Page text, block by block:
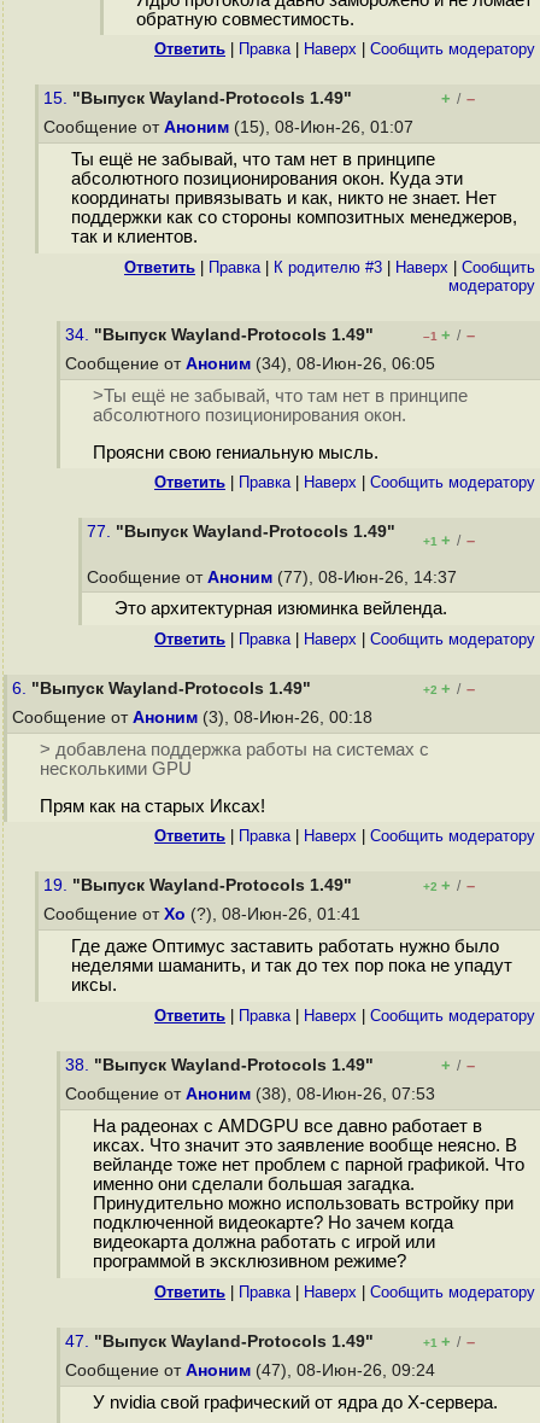
обратную совместимость.
Ответить Правка| Наверх Cообщить модератору
15. "Выпуск Wayland-Protocols 1.49" + / –
Сообщение от Аноним (15), 08-Июн-26, 01:07
Ты ещё не забывай, что там нет в принципе
абсолютного позиционирования окон. Куда эти
координаты привязывать и как, никто не знает. Нет
поддержки как со стороны композитных менеджеров,
так и клиентов.
Ответить Правка| К родителю #3 Наверх
Cообщить
модератору
34. "Выпуск Wayland-Protocols 1.49" –1 + / –
Сообщение от Аноним (34), 08-Июн-26, 06:05
>Ты ещё не забывай, что там нет в принципе
абсолютного позиционирования окон.
Проясни свою гениальную мысль.
Ответить Правка| Наверх Cообщить модератору
77. "Выпуск Wayland-Protocols 1.49"
+1 + / –
Сообщение от Аноним (77), 08-Июн-26, 14:37
Это архитектурная изюминка вейленда.
Ответить Правка| Наверх Cообщить модератору
6. "Выпуск Wayland-Protocols 1.49" +2 + / –
Сообщение от Аноним (3), 08-Июн-26, 00:18
> добавлена поддержка работы на системах с
несколькими GPU
Прям как на старых Иксах!
Ответить Правка| Наверх Cообщить модератору
19. "Выпуск Wayland-Protocols 1.49" +2 + / –
Сообщение от Xo (?), 08-Июн-26, 01:41
Где даже Оптимус заставить работать нужно было
неделями шаманить, и так до тех пор пока не упадут
иксы.
Ответить Правка| Наверх Cообщить модератору
38. "Выпуск Wayland-Protocols 1.49" + / –
Сообщение от Аноним (38), 08-Июн-26, 07:53
На радеонах с AMDGPU все давно работает в
иксах. Что значит это заявление вообще неясно. В
вейланде тоже нет проблем с парной графикой. Что
именно они сделали большая загадка.
Принудительно можно использовать встройку при
подключенной видеокарте? Но зачем когда
видеокарта должна работать с игрой или
программой в эксклюзивном режиме?
Ответить Правка| Наверх Cообщить модератору
47. "Выпуск Wayland-Protocols 1.49" +1 + / –
Сообщение от Аноним (47), 08-Июн-26, 09:24
У nvidia свой графический от ядра до X-сервера.